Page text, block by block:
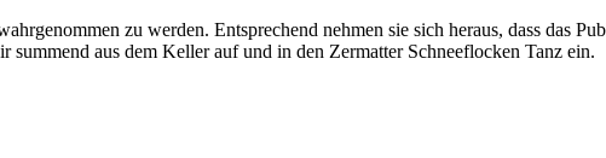
zu werden. Entsprechend nehmen sie sich heraus, dass das
aus dem Keller auf und in den Zermatter Schneeflocken Tanz ein.